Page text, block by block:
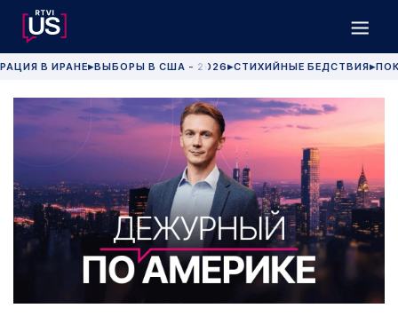
В ИРАНЕ▶ВЫБОРЫ В США - 2026 ▶СТИХИЙНЫЕ БЕДСТВИЯ▶